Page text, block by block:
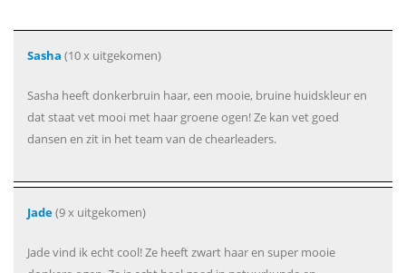
Sasha (10 x uitgekomen)
Sasha heeft donkerbruin haar, een mooie, bruine huidskleur en
dat staat vet mooi met haar groene ogen! Ze kan vet goed
dansen en zit in het team van de chearleaders.
Jade(9 x uitgekomen)
Jade vind ik echt cool! Ze heeft zwart haar en super mooie